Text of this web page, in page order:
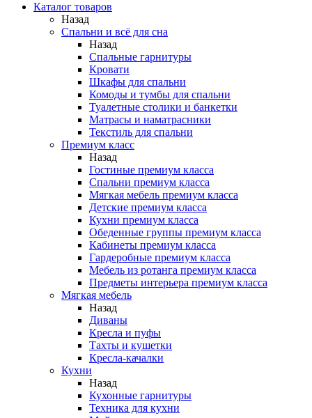
Каталог товаров
Назад
Спальни и всё для сна
Назад
Спальные гарнитуры
Кровати
Шкафы для спальни
Комоды и тумбы для спальни
Туалетные столики и банкетки
Матрасы и наматрасники
Текстиль для спальни
Премиум класс
Назад
Гостиные премиум класса
Спальни премиум класса
Мягкая мебель премиум класса
Детские премиум класса
Кухни премиум класса
Обеденные группы премиум класса
Кабинеты премиум класса
Гардеробные премиум класса
Мебель из ротанга премиум класса
Предметы интерьера премиум класса
Мягкая мебель
Назад
Диваны
Кресла и пуфы
Тахты и кушетки
Кресла-качалки
Кухни
Назад
Кухонные гарнитуры
Техника для кухни